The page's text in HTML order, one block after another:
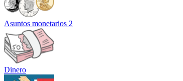
Asuntos monetarios 2
Dinero